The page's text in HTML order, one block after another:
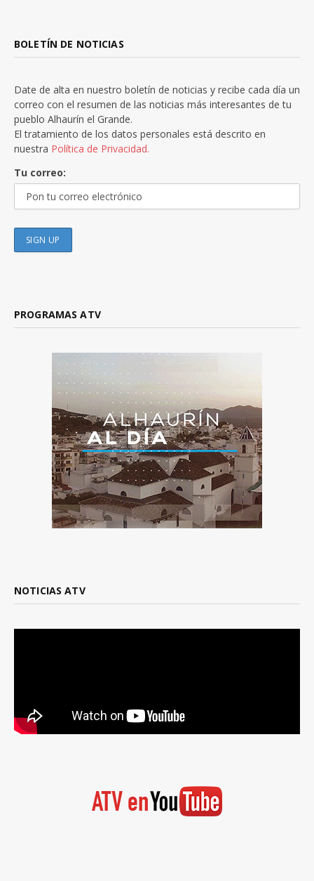
BOLETÍN DE NOTICIAS
Date de alta en nuestro boletín de noticias y recibe cada día un
correo con el resumen de las noticias más interesantes de tu
pueblo Alhaurín el Grande.
El tratamiento de los datos personales está descrito en
nuestra Política de Privacidad.
Tu correo:
PROGRAMAS ATV
NOTICIAS ATV